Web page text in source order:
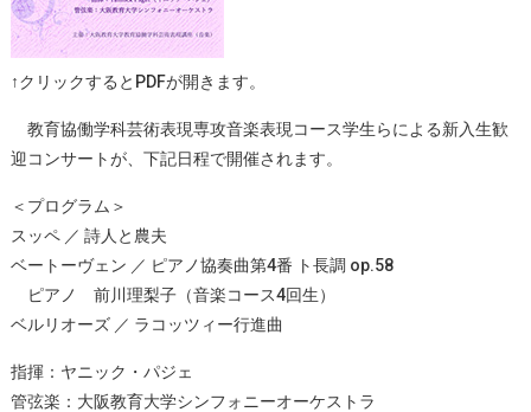
↑クリックするとPDFが開きます。
教育協働学科芸術表現専攻音楽表現コース学生らによる新入生歓
迎コンサートが、下記日程で開催されます。
＜プログラム＞
スッペ ／ 詩人と農夫
ベートーヴェン ／ ピアノ協奏曲第4番 ト長調 op.58
ピアノ 前川理梨子（音楽コース4回生）
ベルリオーズ ／ ラコッツィー行進曲
指揮：ヤニック・パジェ
管弦楽：大阪教育大学シンフォニーオーケストラ